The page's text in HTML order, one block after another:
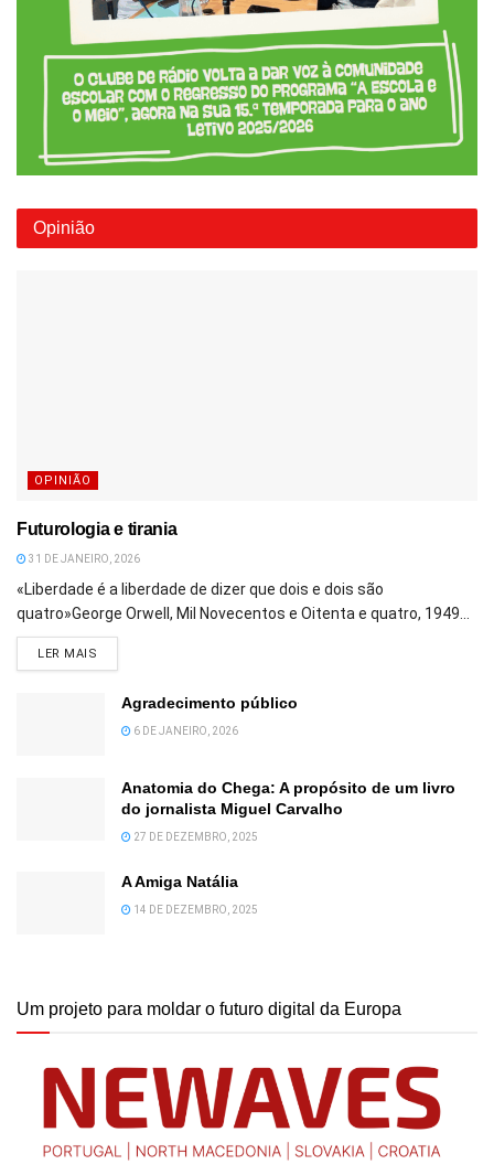
Opinião
OPINIÃO
Futurologia e tirania
31 DE JANEIRO, 2026
«Liberdade é a liberdade de dizer que dois e dois são
quatro»George Orwell, Mil Novecentos e Oitenta e quatro, 1949...
LER MAIS
Agradecimento público
6 DE JANEIRO, 2026
Anatomia do Chega: A propósito de um livro
do jornalista Miguel Carvalho
27 DE DEZEMBRO, 2025
A Amiga Natália
14 DE DEZEMBRO, 2025
Um projeto para moldar o futuro digital da Europa